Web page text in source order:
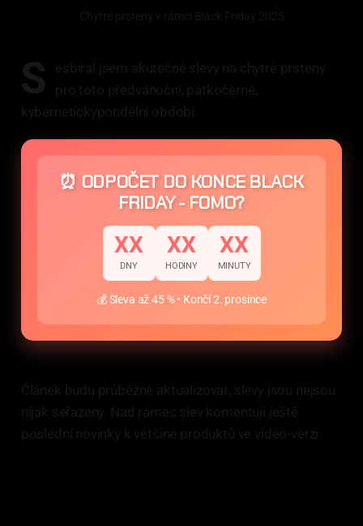
Chytré prsteny v rámci Black Friday 2025
S
esbíral jsem skutečné slevy na chytré prsteny
pro toto předvánoční, pátkočerné,
kybernetickypondělní období.
⏰ ODPOČET DO KONCE BLACK
FRIDAY - FOMO?
XX
DNY
XX
HODINY
XX
MINUTY
💰 Sleva až 45 % • Končí 2. prosince
Článek budu průběžně aktualizovat, slevy jsou nejsou
nijak seřazeny. Nad rámec slev komentuji ještě
poslední novinky k většině produktů ve video-verzi: